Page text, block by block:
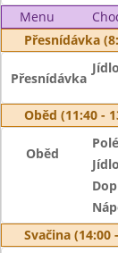
Menu
Přesnídávka
Přesnídávka
Jídlo
Oběd (11:40 -
Oběd
Jídlo
Svačina (14:00